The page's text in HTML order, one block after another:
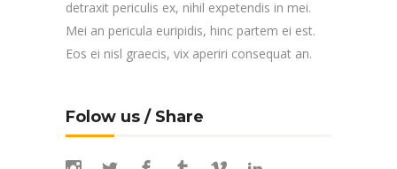
detraxit periculis ex, nihil expetendis in mei.
Mei an pericula euripidis, hinc partem ei est.
Eos ei nisl graecis, vix aperiri consequat an.
Folow us / Share